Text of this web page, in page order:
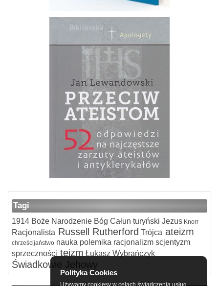
Tagi
1914Boże NarodzenieBóg Całun turyński JezusKnorr
Racjonalista Russell Rutherford Trójca ateizm
chrześcijaństwonauka polemika racjonalizmscjentyzm
sprzeczności teizm Łukasz Wybrańczyk
Świadkowie Jehowy
Polityka Cookies